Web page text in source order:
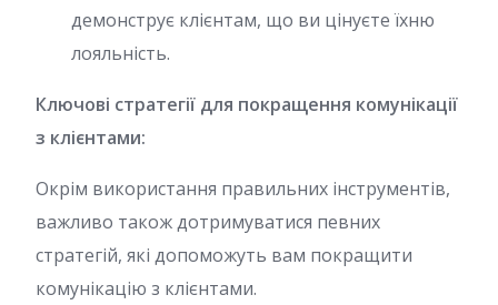
демонструє клієнтам, що ви цінуєте їхню
лояльність.
Ключові стратегії для покращення комунікації
з клієнтами:
Окрім використання правильних інструментів,
важливо також дотримуватися певних
стратегій, які допоможуть вам покращити
комунікацію з клієнтами.